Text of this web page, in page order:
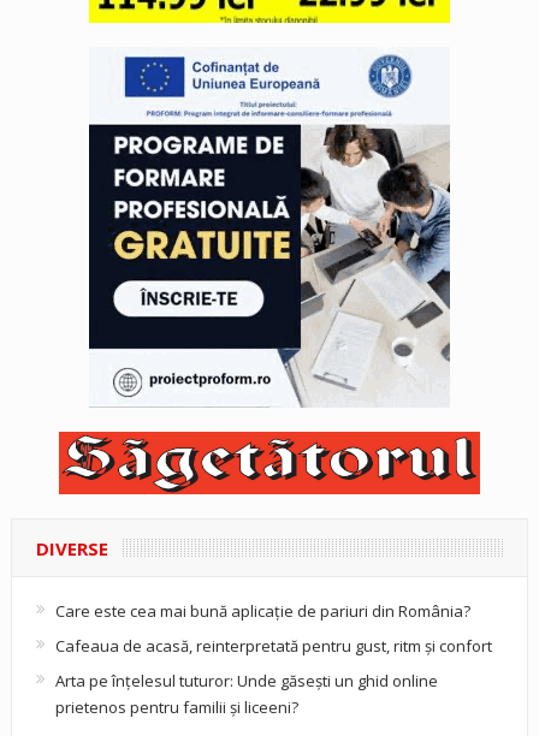
DIVERSE
Care este cea mai bună aplicație de pariuri din România?
Cafeaua de acasă, reinterpretată pentru gust, ritm și confort
Arta pe înțelesul tuturor: Unde găsești un ghid online
prietenos pentru familii și liceeni?